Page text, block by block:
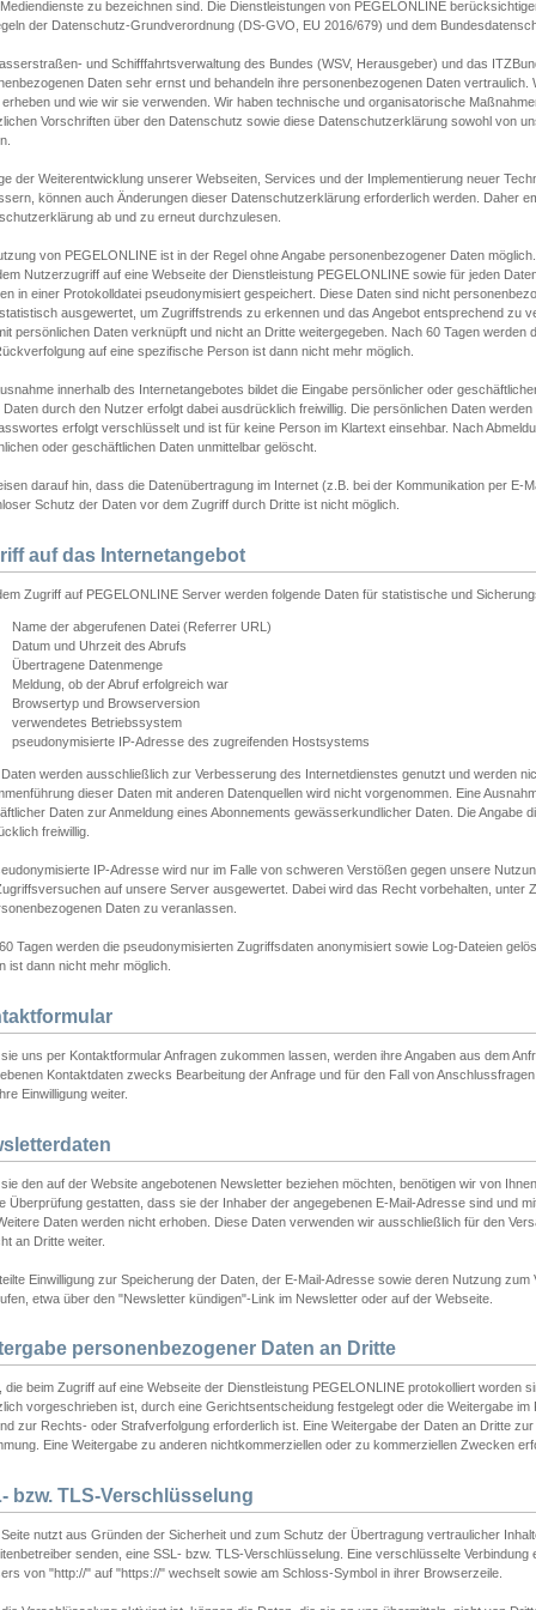
zu bezeichnen sind. Die Dienstleistungen von PEGELONLINE
der Datenschutz-Grundverordnung (DS-GVO, EU 2016/679) und dem
und Schifffahrtsverwaltung des Bundes (WSV, Herausgeber) und das
Daten sehr ernst und behandeln ihre personenbezogenen Daten
und wie wir sie verwenden. Wir haben technische und organisatorische
Vorschriften über den Datenschutz sowie diese Datenschutzerklärung sowohl von
der Weiterentwicklung unserer Webseiten, Services und der Implementierung neuer
können auch Änderungen dieser Datenschutzerklärung erforderlich werden. Daher
ab und zu erneut durchzulesen.
von PEGELONLINE ist in der Regel ohne Angabe personenbezogener Daten möglich.
Nutzerzugriff auf eine Webseite der Dienstleistung PEGELONLINE sowie für jeden
in einer Protokolldatei pseudonymisiert gespeichert. Diese Daten sind nicht
ausgewertet, um Zugriffstrends zu erkennen und das Angebot entsprechend zu
persönlichen Daten verknüpft und nicht an Dritte weitergegeben. Nach 60 Tagen
auf eine spezifische Person ist dann nicht mehr möglich.
innerhalb des Internetangebotes bildet die Eingabe persönlicher oder
Daten durch den Nutzer erfolgt dabei ausdrücklich freiwillig. Die persönlichen Daten
erfolgt verschlüsselt und ist für keine Person im Klartext einsehbar. Nach
oder geschäftlichen Daten unmittelbar gelöscht.
darauf hin, dass die Datenübertragung im Internet (z.B. bei der Kommunikation per E-
Schutz der Daten vor dem Zugriff durch Dritte ist nicht möglich.
auf das Internetangebot
Zugriff auf PEGELONLINE Server werden folgende Daten für statistische und
Name der abgerufenen Datei (Referrer URL)
Datum und Uhrzeit des Abrufs
Übertragene Datenmenge
Meldung, ob der Abruf erfolgreich war
Browsertyp und Browserversion
verwendetes Betriebssystem
pseudonymisierte IP-Adresse des zugreifenden Hostsystems
werden ausschließlich zur Verbesserung des Internetdienstes genutzt und werden
dieser Daten mit anderen Datenquellen wird nicht vorgenommen. Eine
Daten zur Anmeldung eines Abonnements gewässerkundlicher Daten. Die Angabe
freiwillig.
IP-Adresse wird nur im Falle von schweren Verstößen gegen unsere
auf unsere Server ausgewertet. Dabei wird das Recht vorbehalten, unter
Daten zu veranlassen.
Tagen werden die pseudonymisierten Zugriffsdaten anonymisiert sowie Log-Dateien
ist dann nicht mehr möglich.
uns per Kontaktformular Anfragen zukommen lassen, werden ihre Angaben aus dem
Kontaktdaten zwecks Bearbeitung der Anfrage und für den Fall von
Einwilligung weiter.
den auf der Website angebotenen Newsletter beziehen möchten, benötigen wir von
Überprüfung gestatten, dass sie der Inhaber der angegebenen E-Mail-Adresse sind und
Daten werden nicht erhoben. Diese Daten verwenden wir ausschließlich für den
an Dritte weiter.
Einwilligung zur Speicherung der Daten, der E-Mail-Adresse sowie deren Nutzung
etwa über den "Newsletter kündigen"-Link im Newsletter oder auf der Webseite.
personenbezogener Daten an Dritte
die beim Zugriff auf eine Webseite der Dienstleistung PEGELONLINE protokolliert worden
vorgeschrieben ist, durch eine Gerichtsentscheidung festgelegt oder die Weitergabe
zur Rechts- oder Strafverfolgung erforderlich ist. Eine Weitergabe der Daten an Dritte
Eine Weitergabe zu anderen nichtkommerziellen oder zu kommerziellen Zwecken
bzw. TLS-Verschlüsselung
nutzt aus Gründen der Sicherheit und zum Schutz der Übertragung vertraulicher
senden, eine SSL- bzw. TLS-Verschlüsselung. Eine verschlüsselte
von "http://" auf "https://" wechselt sowie am Schloss-Symbol in ihrer Browserzeile.